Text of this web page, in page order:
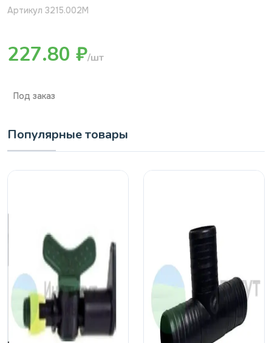
Артикул 3215.002M
227.80 ₽/шт
Под заказ
Популярные товары